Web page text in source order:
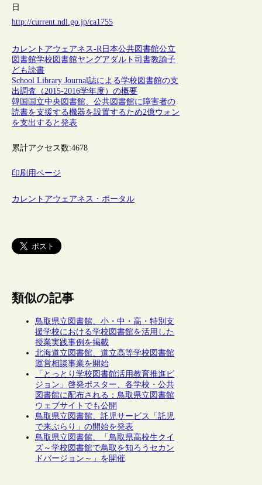
日
http://current.ndl.go.jp/ca1755
カレントアウェアネス-R 日本公共図書館公立
図書館学校図書館ヤングアダルト司書教諭子
ども読書
School Library Journal誌による学校図書館の支
出調査（2015-2016学年度）の概要
韓国国立中央図書館、公共図書館に障害者の
読書を支援する機器を設置するため2億ウォン
を支出すると発表
累計アクセス数:4678
印刷用ページ
カレントアウェアネス・ポータル
類似の記事
鳥取県立図書館、小・中・高・特別支
援学校における学校図書館を活用した
授業実践事例を掲載
北海道立図書館、道立高等学校図書館
運営相談事業を開始
「とっとり学校図書館活用教育推進ビ
ジョン」啓発ポスター、各学校・公共
図書館に配布される：鳥取県立図書館
ウェブサイトでも公開
鳥取県立図書館、託児サービス「託児
で来ぶらり」の開始を発表
鳥取県立図書館、「鳥取県高校生クイ
ズ～学校図書館で鳥取を知ろうセカン
ドバージョン～」を開催